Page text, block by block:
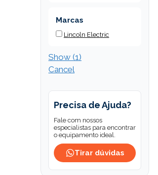
Marcas
Lincoln Electric
Show (1 )
Cancel
Precisa de Ajuda?
Fale com nossos
especialistas para encontrar
o equipamento ideal.
Tirar dúvidas